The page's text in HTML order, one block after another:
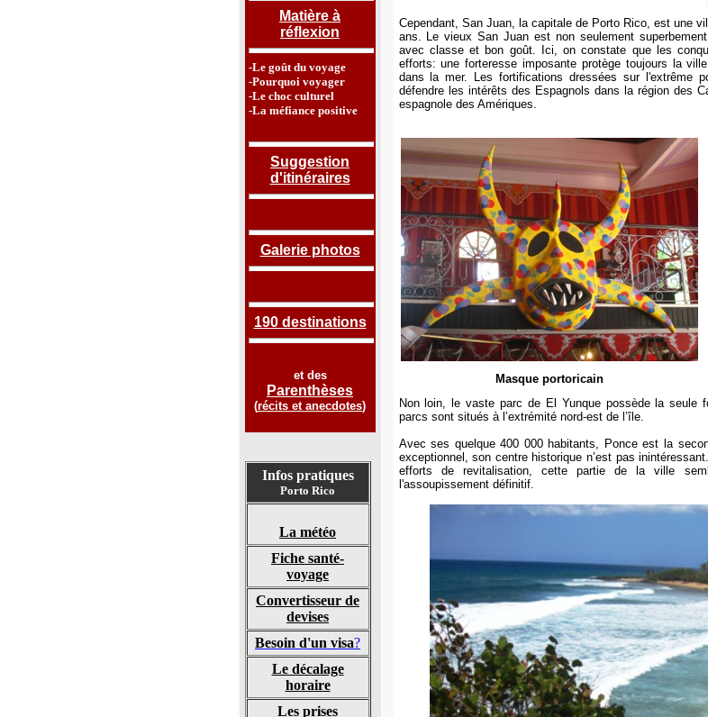
Matière à
réflexion
-Le goût du voyage
-Pourquoi voyager
-Le choc culturel
-La méfiance positive
Suggestion
d'itinéraires
Galerie photos
190 destinations
et des
Parenthèses
(récits et anecdotes)
Infos pratiques
Porto Rico
La météo
Fiche santé-
voyage
Convertisseur de
devises
Besoin d'un visa?
Le décalage
horaire
Les prises
Cependant, San Juan, la capitale de Porto Rico, est une
ans. Le vieux San Juan est non seulement
avec classe et bon goût. Ici, on constate que les
efforts: une forteresse imposante protège toujours la
dans la mer. Les fortifications dressées sur l'extrême
défendre les intérêts des Espagnols dans la région des
espagnole des Amériques.
Masque portoricain
Non loin, le vaste parc de El Yunque possède la seule
parcs sont situés à l’extrémité nord-est de l’île.
Avec ses quelque 400 000 habitants, Ponce est la
exceptionnel, son centre historique n’est pas
efforts de revitalisation, cette partie de la ville
l'assoupissement définitif.